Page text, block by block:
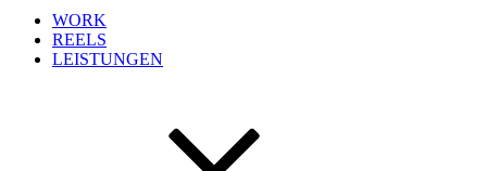
WORK
REELS
LEISTUNGEN